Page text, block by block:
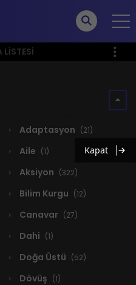
Adaptasyon (21)
Aile (1)
Aksiyon (322)
Bilim Kurgu (12)
Canavar (27)
Dahi (1)
Doğa Üstü (52)
Dövüş (1)
Kapat